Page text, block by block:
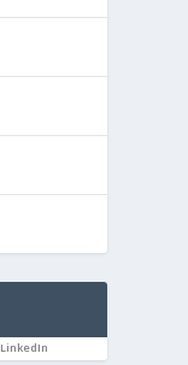
LinkedIn